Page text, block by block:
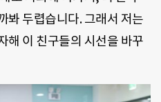
봐 두렵습니다. 그래서 저는
해 이 친구들의 시선을 바꾸